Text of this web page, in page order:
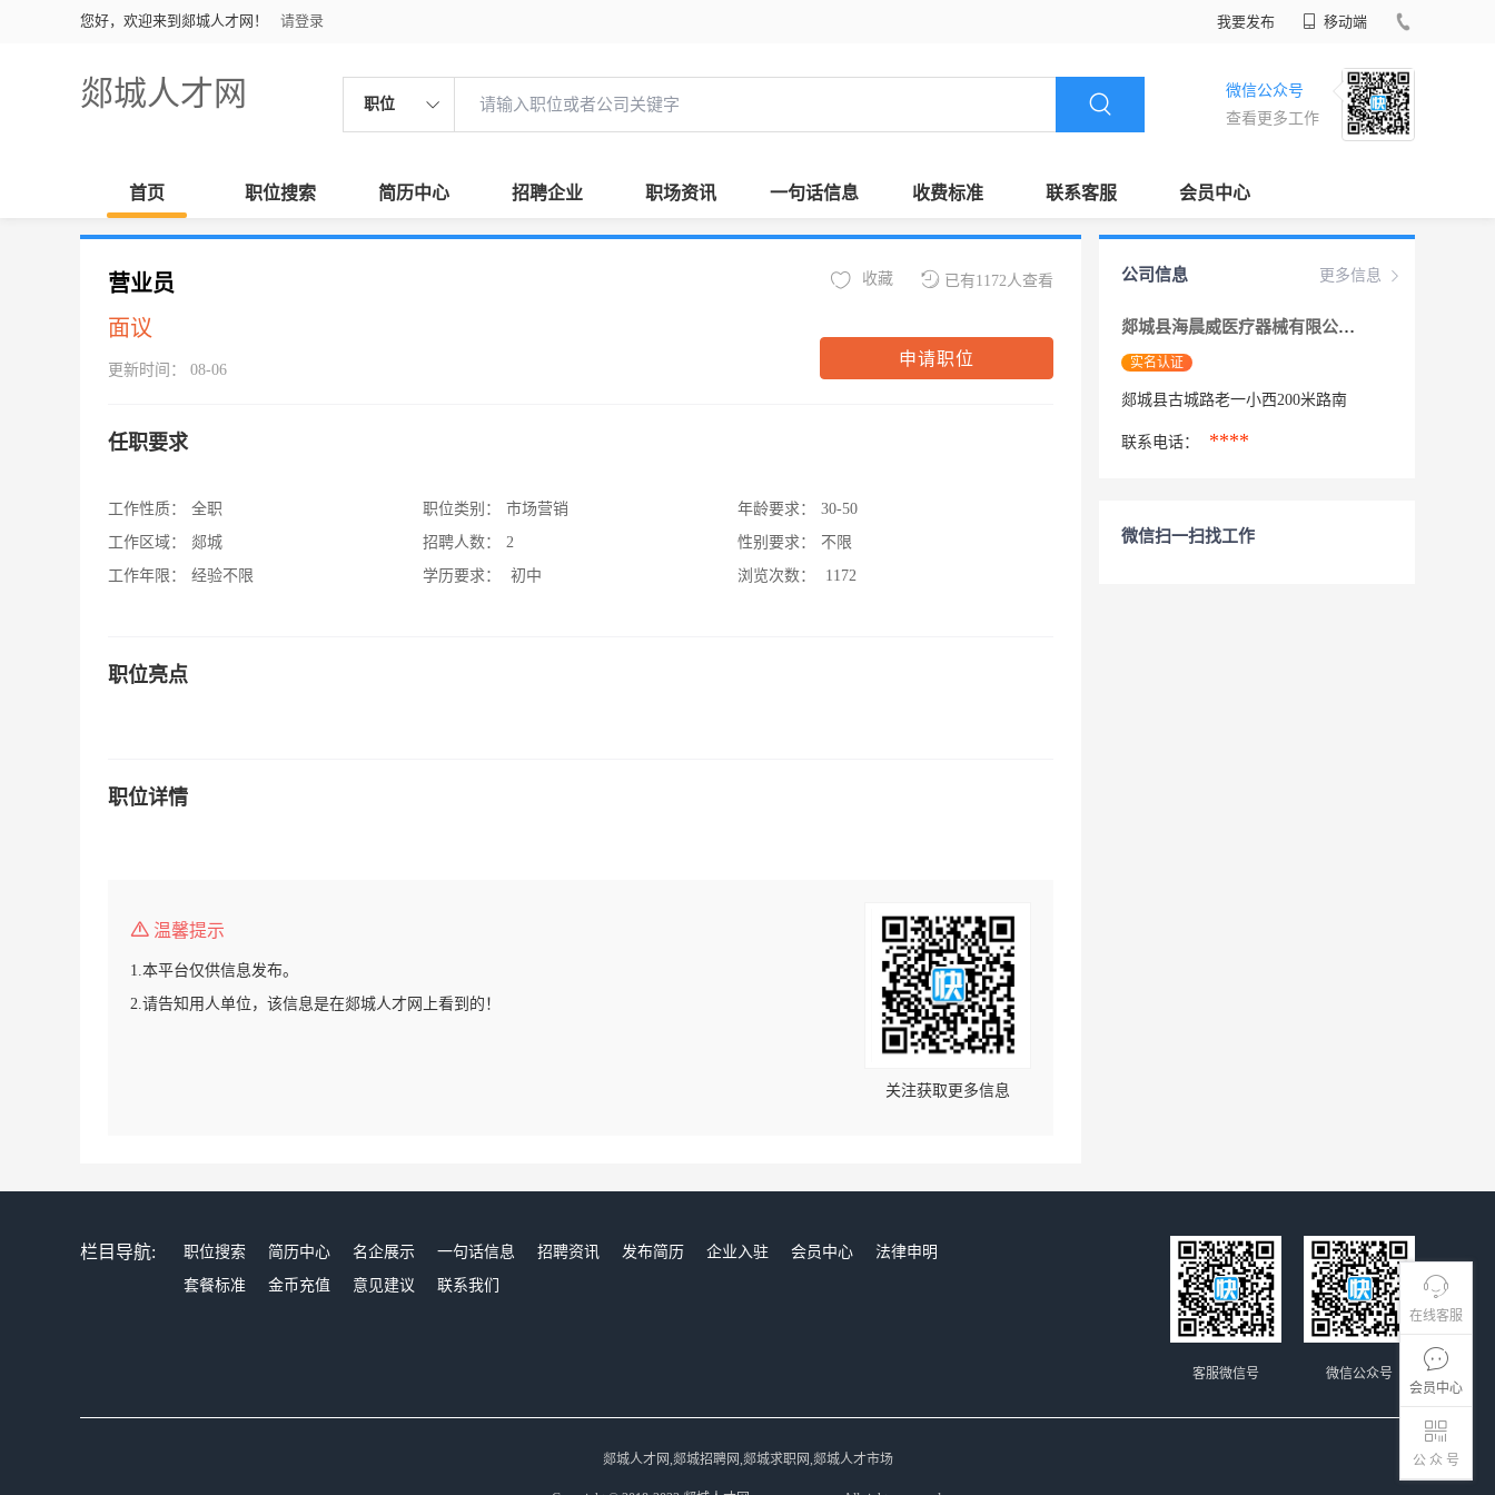
您好，欢迎来到郯城人才网！ 请登录 我要发布 移动端
郯城人才网 职位
微信公众号
查看更多工作
首页 职位搜索 简历中心 招聘企业 职场资讯 一句话信息 收费标准 联系客服 会员中心
在线客服
会员中心
公 众 号
营业员
面议
更新时间： 08-06
已有1172人查看
收藏
申请职位
任职要求
工作性质：
全职
工作区域：
郯城
工作年限：
经验不限
职位类别：
市场营销
招聘人数：
2
学历要求：
初中
年龄要求：
30-50
性别要求：
不限
浏览次数：
1172
职位亮点
职位详情
温馨提示
1.本平台仅供信息发布。
2.请告知用人单位，该信息是在郯城人才网上看到的！
关注获取更多信息
更多信息
公司信息
郯城县海晨威医疗器械有限公司
实名认证
郯城县古城路老一小西200米路南
联系电话： ****
微信扫一扫找工作
栏目导航: 职位搜索 简历中心 名企展示 一句话信息 招聘资讯 发布简历 企业入驻 会员中心
法律申明
套餐标准
金币充值 意见建议 联系我们
微信公众号
客服微信号
郯城人才网,郯城招聘网,郯城求职网,郯城人才市场